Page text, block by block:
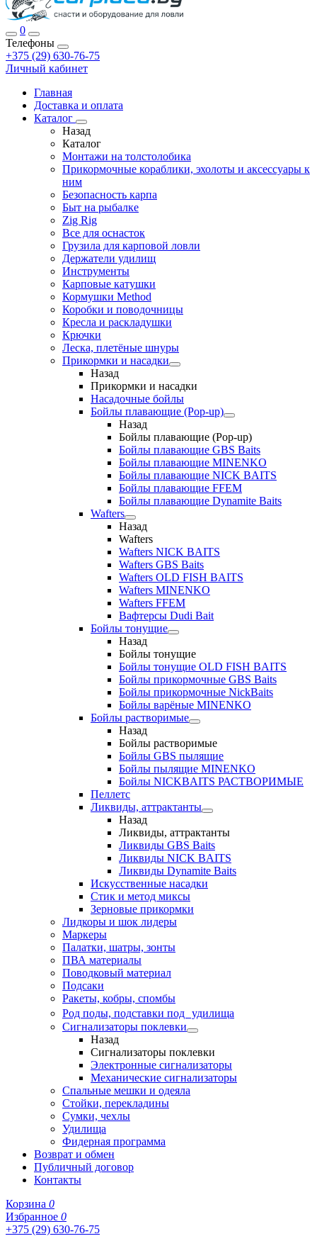
0
Телефоны
+375 (29) 630-76-75
Личный кабинет
Главная
Доставка и оплата
Каталог
Назад
Каталог
Монтажи на толстолобика
Прикормочные кораблики, эхолоты и аксессуары к
ним
Безопасность карпа
Быт на рыбалке
Zig Rig
Все для оснасток
Грузила для карповой ловли
Держатели удилищ
Инструменты
Карповые катушки
Кормушки Method
Коробки и поводочницы
Кресла и раскладушки
Крючки
Леска, плетёные шнуры
Прикормки и насадки
Назад
Прикормки и насадки
Насадочные бойлы
Бойлы плавающие (Pop-up)
Назад
Бойлы плавающие (Pop-up)
Бойлы плавающие GBS Baits
Бойлы плавающие MINENKO
Бойлы плавающие NICK BAITS
Бойлы плавающие FFEM
Бойлы плавающие Dynamite Baits
Wafters
Назад
Wafters
Wafters NICK BAITS
Wafters GBS Baits
Wafters OLD FISH BAITS
Wafters MINENKO
Wafters FFEM
Вафтерсы Dudi Bait
Бойлы тонущие
Назад
Бойлы тонущие
Бойлы тонущие OLD FISH BAITS
Бойлы прикормочные GBS Baits
Бойлы прикормочные NickBaits
Бойлы варёные MINENKO
Бойлы растворимые
Назад
Бойлы растворимые
Бойлы GBS пылящие
Бойлы пылящие MINENKO
Бойлы NICKBAITS РАСТВОРИМЫЕ
Пеллетс
Ликвиды, аттрактанты
Назад
Ликвиды, аттрактанты
Ликвиды GBS Baits
Ликвиды NICK BAITS
Ликвиды Dynamite Baits
Искусственные насадки
Стик и метод миксы
Зерновые прикормки
Лидкоры и шок лидеры
Маркеры
Палатки, шатры, зонты
ПВА материалы
Поводковый материал
Подсаки
Ракеты, кобры, спомбы
Род поды, подставки под удилища
Сигнализаторы поклевки
Назад
Сигнализаторы поклевки
Электронные сигнализаторы
Механические сигнализаторы
Спальные мешки и одеяла
Стойки, перекладины
Сумки, чехлы
Удилища
Фидерная программа
Возврат и обмен
Публичный договор
Контакты
Корзина 0
Избранное 0
+375 (29) 630-76-75